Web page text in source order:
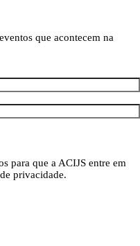
que acontecem na
para que a ACIJS entre em
privacidade.